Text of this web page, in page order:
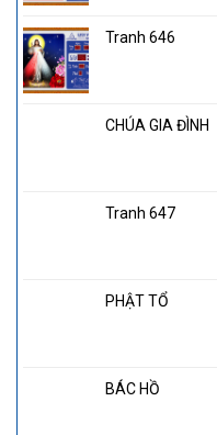
Tranh 646
CHÚA GIA ĐÌNH
Tranh 647
PHẬT TỔ
BÁC HỒ